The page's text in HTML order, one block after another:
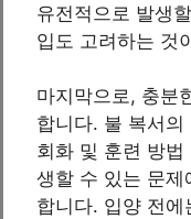
유전적으로 발생
입도 고려하는 것
마지막으로, 충분
합니다. 불 복서
회화 및 훈련 방
생할 수 있는 문
합니다. 입양 전